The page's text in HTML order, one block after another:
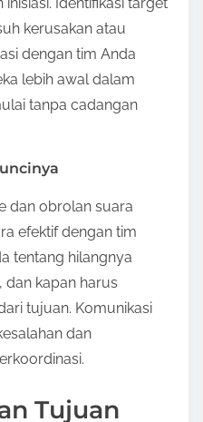
kerusakan atau
dengan tim Anda
lebih awal dalam
tanpa cadangan
dan obrolan suara
efektif dengan tim
tentang hilangnya
dan kapan harus
tujuan. Komunikasi
dan
Tujuan